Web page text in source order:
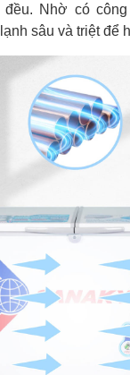
Nhờ có
sâu và triệt để